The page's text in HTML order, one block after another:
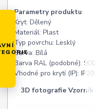
Parametry produktu
Kryt: Dělený
Materiál: Plast
Typ povrchu: Lesklý
Barva: Bílá
Barva RAL (podobné):
Vhodné pro krytí (IP): IP20
3D fotografie Vzorník